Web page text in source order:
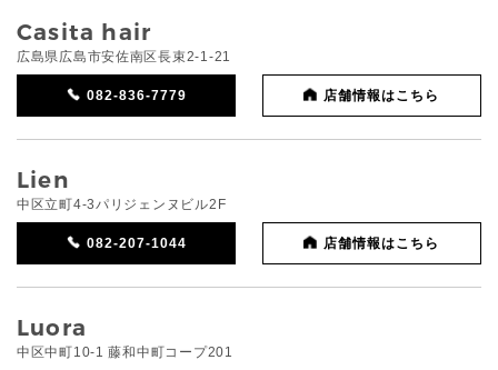
Casita hair
広島県広島市安佐南区長束2-1-21
082-836-7779 店舗情報はこちら
Lien
中区立町4-3パリジェンヌビル2F
082-207-1044 店舗情報はこちら
Luora
中区中町10-1 藤和中町コープ201